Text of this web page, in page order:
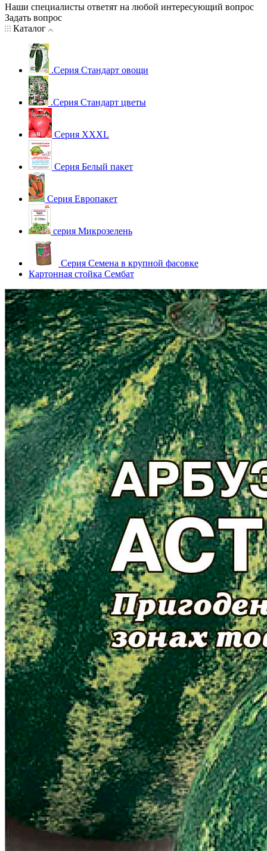
Наши специалисты ответят на любой интересующий вопрос
Задать вопрос
Каталог
.Серия Стандарт овощи
.Серия Стандарт цветы
Серия XXXL
Серия Белый пакет
Серия Европакет
серия Микрозелень
Серия Семена в крупной фасовке
Картонная стойка Сембат